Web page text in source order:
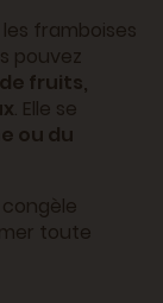
framboises
pouvez
fruits,
. Elle se
ou du
toute